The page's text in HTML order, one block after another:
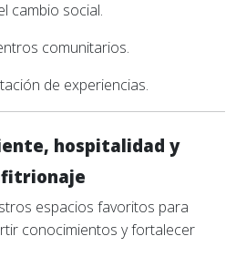
cambio social.
comunitarios.
de experiencias.
hospitalidad y
espacios favoritos para
conocimientos y fortalecer